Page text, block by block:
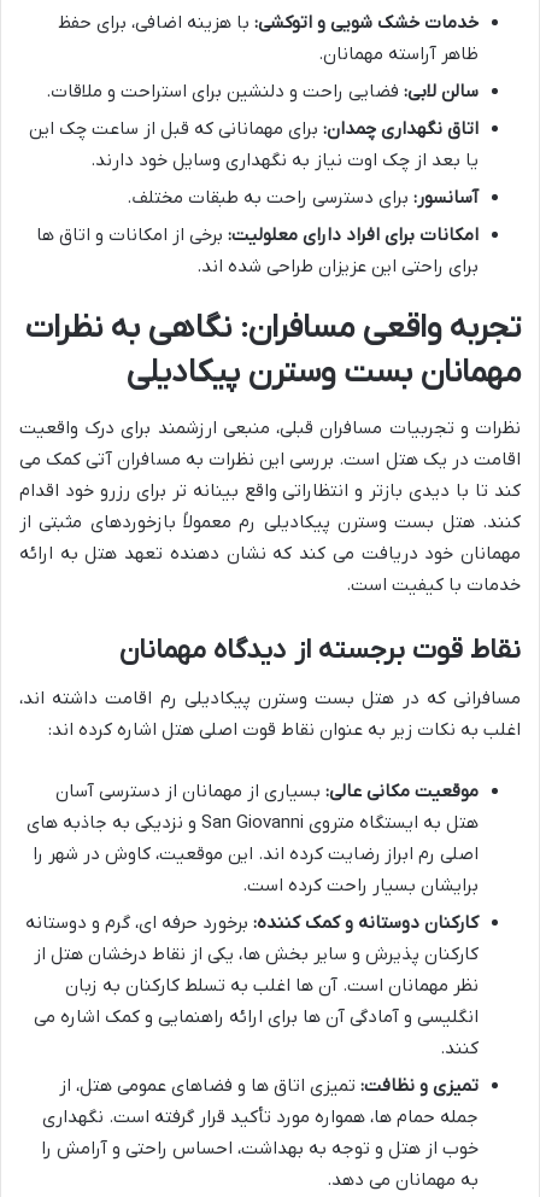
خدمات خشک شویی و اتوکشی: با هزینه اضافی، برای حفظ
ظاهر آراسته مهمانان.
سالن لابی: فضایی راحت و دلنشین برای استراحت و ملاقات.
اتاق نگهداری چمدان: برای مهمانانی که قبل از ساعت چک این
یا بعد از چک اوت نیاز به نگهداری وسایل خود دارند.
آسانسور: برای دسترسی راحت به طبقات مختلف.
امکانات برای افراد دارای معلولیت: برخی از امکانات و اتاق ها
برای راحتی این عزیزان طراحی شده اند.
تجربه واقعی مسافران: نگاهی به نظرات
مهمانان بست وسترن پیکادیلی
نظرات و تجربیات مسافران قبلی، منبعی ارزشمند برای درک واقعیت
اقامت در یک هتل است. بررسی این نظرات به مسافران آتی کمک می
کند تا با دیدی بازتر و انتظاراتی واقع بینانه تر برای رزرو خود اقدام
کنند. هتل بست وسترن پیکادیلی رم معمولاً بازخوردهای مثبتی از
مهمانان خود دریافت می کند که نشان دهنده تعهد هتل به ارائه
خدمات با کیفیت است.
نقاط قوت برجسته از دیدگاه مهمانان
مسافرانی که در هتل بست وسترن پیکادیلی رم اقامت داشته اند،
اغلب به نکات زیر به عنوان نقاط قوت اصلی هتل اشاره کرده اند:
موقعیت مکانی عالی: بسیاری از مهمانان از دسترسی آسان
هتل به ایستگاه متروی San Giovanni و نزدیکی به جاذبه های
اصلی رم ابراز رضایت کرده اند. این موقعیت، کاوش در شهر را
برایشان بسیار راحت کرده است.
کارکنان دوستانه و کمک کننده: برخورد حرفه ای، گرم و دوستانه
کارکنان پذیرش و سایر بخش ها، یکی از نقاط درخشان هتل از
نظر مهمانان است. آن ها اغلب به تسلط کارکنان به زبان
انگلیسی و آمادگی آن ها برای ارائه راهنمایی و کمک اشاره می
کنند.
تمیزی و نظافت: تمیزی اتاق ها و فضاهای عمومی هتل، از
جمله حمام ها، همواره مورد تأکید قرار گرفته است. نگهداری
خوب از هتل و توجه به بهداشت، احساس راحتی و آرامش را
به مهمانان می دهد.